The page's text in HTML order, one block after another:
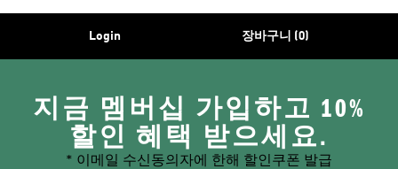
Login 장바구니 (0)
지금 멤버십 가입하고 10%
할인 혜택 받으세요.
* 이메일 수신동의자에 한해 할인쿠폰 발급